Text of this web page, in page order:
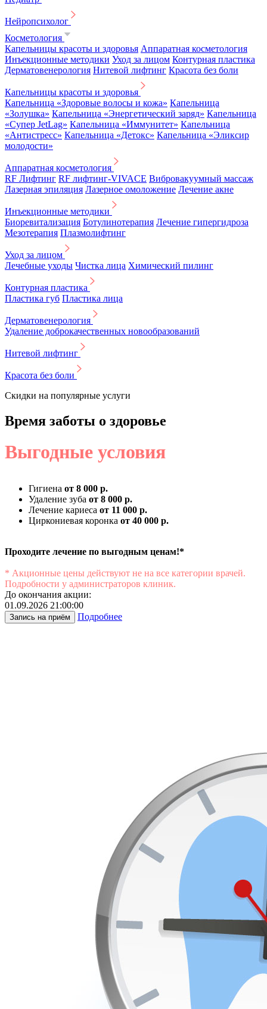
Нейропсихолог
Косметология
Капельницы красоты и здоровья Аппаратная косметология
Инъекционные методики Уход за лицом Контурная пластика
Дерматовенерология Нитевой лифтинг Красота без боли
Капельницы красоты и здоровья
Капельница «Здоровые волосы и кожа» Капельница
«Золушка» Капельница «Энергетический заряд» Капельница
«Супер JetLag» Капельница «Иммунитет» Капельница
«Антистресс» Капельница «Детокс» Капельница «Эликсир
молодости»
Аппаратная косметология
RF Лифтинг RF лифтинг-VIVACE Вибровакуумный массаж
Лазерная эпиляция Лазерное омоложение Лечение акне
Инъекционные методики
Биоревитализация Ботулинотерапия Лечение гипергидроза
Мезотерапия Плазмолифтинг
Уход за лицом
Лечебные уходы Чистка лица Химический пилинг
Контурная пластика
Пластика губ Пластика лица
Дерматовенерология
Удаление доброкачественных новообразований
Нитевой лифтинг
Красота без боли
Скидки на популярные услуги
Время заботы о здоровье
Выгодные условия
Гигиена от 8 000 р.
Удаление зуба от 8 000 р.
Лечение кариеса от 11 000 р.
Циркониевая коронка от 40 000 р.
Проходите лечение по выгодным ценам!*
* Акционные цены действуют не на все категории врачей.
Подробности у администраторов клиник.
До окончания акции:
01.09.2026 21:00:00
Запись на приём Подробнее